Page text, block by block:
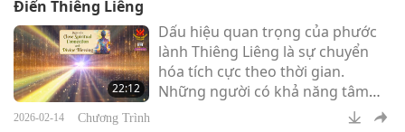
Điển Thiêng Liêng
22:12
Dấu hiệu quan trọng của phước
lành Thiêng Liêng là sự chuyển
hóa tích cực theo thời gian.
Những người có khả năng tâm
linh thường phát triển về sự kiên
2026-02-14 Chương Trình